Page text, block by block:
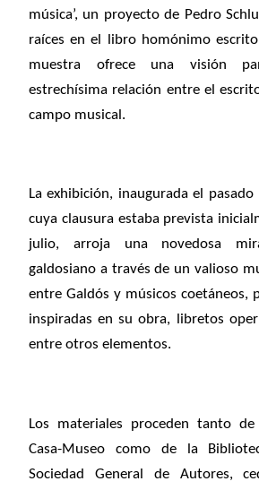
música’, un proyecto de Pedro
raíces en el libro homónimo
muestra ofrece una visión
estrechísima relación entre el
campo musical.
La exhibición, inaugurada el
cuya clausura estaba prevista
julio, arroja una novedosa
galdosiano a través de un valioso
entre Galdós y músicos coetáneos,
inspiradas en su obra, libretos
entre otros elementos.
Los materiales proceden tanto
Casa-Museo como de la
Sociedad General de Autores,